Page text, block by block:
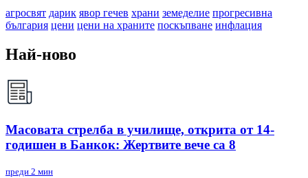
агросвят дарик явор гечев храни земеделие прогресивна
българия цени цени на храните поскъпване инфлация
Най-ново
Масовата стрелба в училище, открита от 14-
годишен в Банкок: Жертвите вече са 8
преди 2 мин